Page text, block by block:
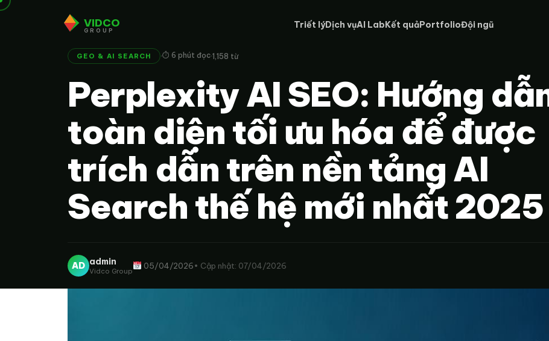
VIDCO
GROUP
Triết lýDịch vụAI LabKết quảPortfolioĐội ngũ
GEO & AI SEARCH ·⏱ 6 phút đọc·1,158 từ
Perplexity AI SEO: Hướng
toàn diện tối ưu hóa để được
trích dẫn trên nền tảng AI
Search thế hệ mới nhất 2025
AD admin
Vidco Group
05/04/2026• Cập nhật: 07/04/2026